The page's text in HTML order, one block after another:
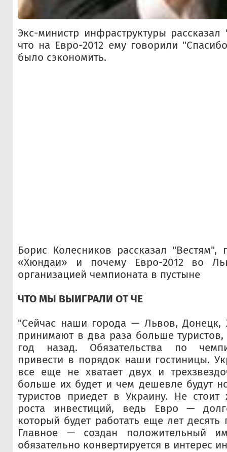
Экс-министр инфраструктуры
что на Евро-2012 ему говорили
было сэкономить.
Борис Колесников рассказал
«Хюндаи» и почему Евро-2012 во
организацией чемпионата в пустыне
ЧТО МЫ ВЫИГРАЛИ ОТ ЧЕ
"Сейчас наши города — Львов,
принимают в два раза больше
год назад. Обязательства по
привести в порядок наши гостиницы.
все еще не хватает двух и
больше их будет и чем дешевле будут
туристов приедет в Украину. Не
роста инвестиций, ведь Евро —
который будет работать еще лет десять
Главное — создан положительный
обязательно конвертируется в интерес